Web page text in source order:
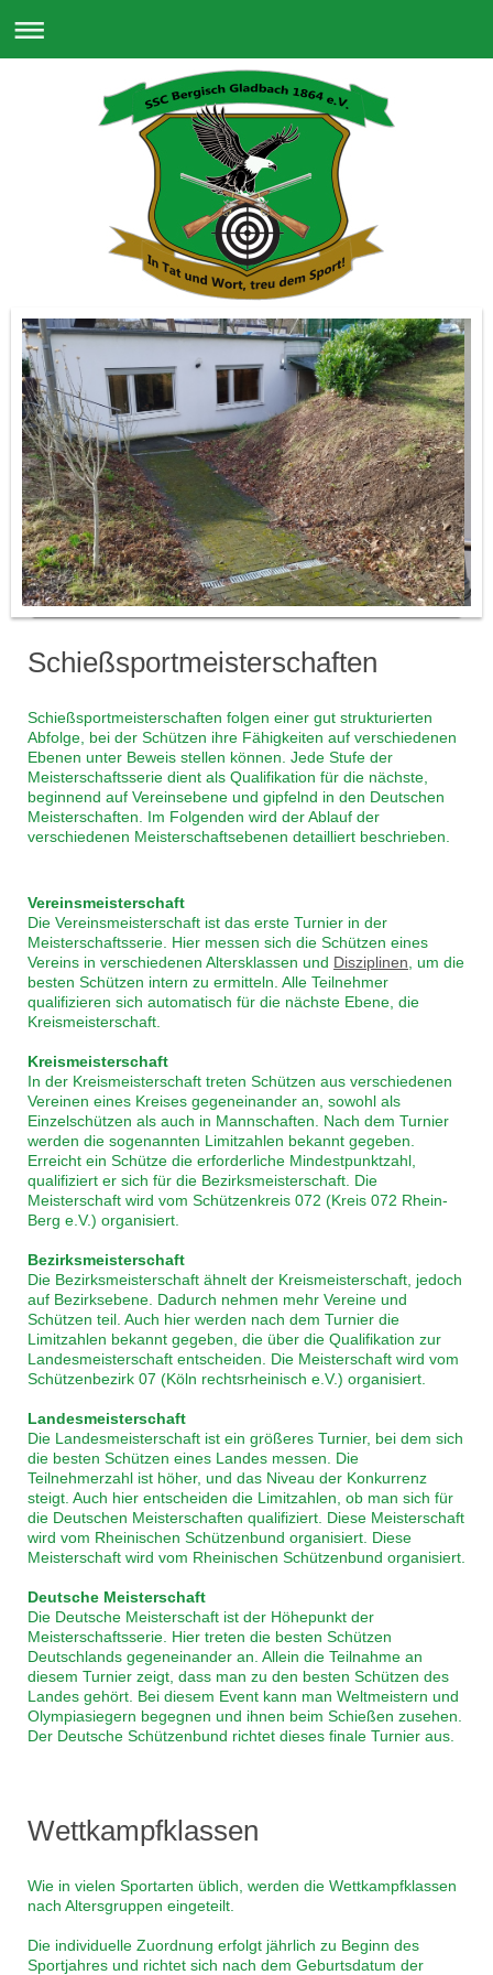
Schießsportmeisterschaften
Schießsportmeisterschaften folgen einer gut strukturierten
Abfolge, bei der Schützen ihre Fähigkeiten auf verschiedenen
Ebenen unter Beweis stellen können. Jede Stufe der
Meisterschaftsserie dient als Qualifikation für die nächste,
beginnend auf Vereinsebene und gipfelnd in den Deutschen
Meisterschaften. Im Folgenden wird der Ablauf der
verschiedenen Meisterschaftsebenen detailliert beschrieben.
Vereinsmeisterschaft
Die Vereinsmeisterschaft ist das erste Turnier in der
Meisterschaftsserie. Hier messen sich die Schützen eines
Vereins in verschiedenen Altersklassen und Disziplinen , um die
besten Schützen intern zu ermitteln. Alle Teilnehmer
qualifizieren sich automatisch für die nächste Ebene, die
Kreismeisterschaft.
Kreismeisterschaft
In der Kreismeisterschaft treten Schützen aus verschiedenen
Vereinen eines Kreises gegeneinander an, sowohl als
Einzelschützen als auch in Mannschaften. Nach dem Turnier
werden die sogenannten Limitzahlen bekannt gegeben.
Erreicht ein Schütze die erforderliche Mindestpunktzahl,
qualifiziert er sich für die Bezirksmeisterschaft. Die
Meisterschaft wird vom Schützenkreis 072 (Kreis 072 Rhein-
Berg e.V.) organisiert.
Bezirksmeisterschaft
Die Bezirksmeisterschaft ähnelt der Kreismeisterschaft, jedoch
auf Bezirksebene. Dadurch nehmen mehr Vereine und
Schützen teil. Auch hier werden nach dem Turnier die
Limitzahlen bekannt gegeben, die über die Qualifikation zur
Landesmeisterschaft entscheiden. Die Meisterschaft wird vom
Schützenbezirk 07 (Köln rechtsrheinisch e.V.) organisiert.
Landesmeisterschaft
Die Landesmeisterschaft ist ein größeres Turnier, bei dem sich
die besten Schützen eines Landes messen. Die
Teilnehmerzahl ist höher, und das Niveau der Konkurrenz
steigt. Auch hier entscheiden die Limitzahlen, ob man sich für
die Deutschen Meisterschaften qualifiziert. Diese Meisterschaft
wird vom Rheinischen Schützenbund organisiert. Diese
Meisterschaft wird vom Rheinischen Schützenbund organisiert.
Deutsche Meisterschaft
Die Deutsche Meisterschaft ist der Höhepunkt der
Meisterschaftsserie. Hier treten die besten Schützen
Deutschlands gegeneinander an. Allein die Teilnahme an
diesem Turnier zeigt, dass man zu den besten Schützen des
Landes gehört. Bei diesem Event kann man Weltmeistern und
Olympiasiegern begegnen und ihnen beim Schießen zusehen.
Der Deutsche Schützenbund richtet dieses finale Turnier aus.
Wettkampfklassen
Wie in vielen Sportarten üblich, werden die Wettkampfklassen
nach Altersgruppen eingeteilt.
Die individuelle Zuordnung erfolgt jährlich zu Beginn des
Sportjahres und richtet sich nach dem Geburtsdatum der